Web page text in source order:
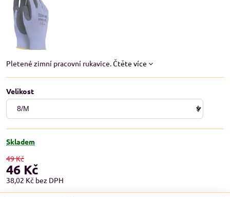
Pletené zimní pracovní rukavice.Čtěte více
Velikost
Skladem
49 Kč
46 Kč
38,02 Kč bez DPH